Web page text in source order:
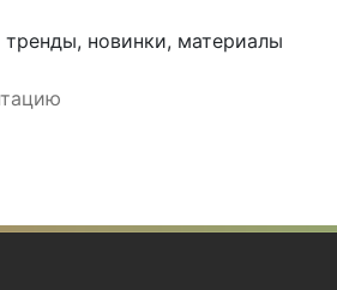
тренды, новинки, материалы